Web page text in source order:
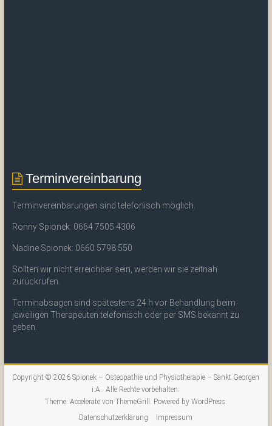
Terminvereinbarung
Terminvereinbarungen sind telefonisch möglich.
Ronny Spionek: 0664 7505 4306
Nadine Spionek: 0660 5798 550
Sollten wir nicht erreichbar sein, werden wir sie zeitnah
zurückrufen.
Terminabsagen sind spätestens 24 h vor Behandlung beim
jeweiligen Therapeuten telefonisch oder per SMS bekannt zu
geben.
Copyright © 2026Spionek – Osteopathie und Physiotherapie – Sankt Georgen
i.A.. Alle Rechte vorbehalten.
Theme: Acceleratevon ThemeGrill. Powered by WordPress.
Datenschutzerklärung
Impressum